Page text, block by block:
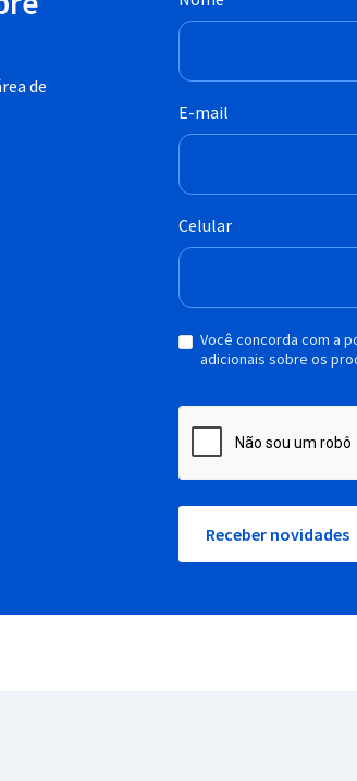
de
E-mail
Celular
Você concorda com a
adicionais sobre os
Receber novidades